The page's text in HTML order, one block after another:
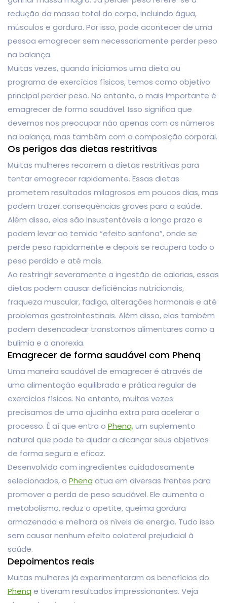
redução da massa total do corpo, incluindo água,
músculos e gordura. Por isso, pode acontecer de uma
pessoa emagrecer sem necessariamente perder peso
na balança.
Muitas vezes, quando iniciamos uma dieta ou
programa de exercícios físicos, temos como objetivo
principal perder peso. No entanto, o mais importante é
emagrecer de forma saudável. Isso significa que
devemos nos preocupar não apenas com os números
na balança, mas também com a composição corporal.
Os perigos das dietas restritivas
Muitas mulheres recorrem a dietas restritivas para
tentar emagrecer rapidamente. Essas dietas
prometem resultados milagrosos em poucos dias, mas
podem trazer consequências graves para a saúde.
Além disso, elas são insustentáveis ​​a longo prazo e
podem levar ao temido “efeito sanfona”, onde se
perde peso rapidamente e depois se recupera todo o
peso perdido e até mais.
Ao restringir severamente a ingestão de calorias, essas
dietas podem causar deficiências nutricionais,
fraqueza muscular, fadiga, alterações hormonais e até
problemas gastrointestinais. Além disso, elas também
podem desencadear transtornos alimentares como a
bulimia e a anorexia.
Emagrecer de forma saudável com Phenq
Uma maneira saudável de emagrecer é através de
uma alimentação equilibrada e prática regular de
exercícios físicos. No entanto, muitas vezes
precisamos de uma ajudinha extra para acelerar o
processo. É aí que entra o Phenq, um suplemento
natural que pode te ajudar a alcançar seus objetivos
de forma segura e eficaz.
Desenvolvido com ingredientes cuidadosamente
selecionados, o Phenq atua em diversas frentes para
promover a perda de peso saudável. Ele aumenta o
metabolismo, reduz o apetite, queima gordura
armazenada e melhora os níveis de energia. Tudo isso
sem causar nenhum efeito colateral prejudicial à
saúde.
Depoimentos reais
Muitas mulheres já experimentaram os benefícios do
Phenq e tiveram resultados impressionantes. Veja